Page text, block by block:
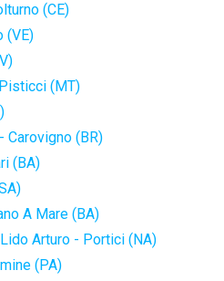
(CE)
(VE)
(MT)
Carovigno (BR)
(BA)
A Mare (BA)
Lido Arturo - Portici (NA)
(PA)